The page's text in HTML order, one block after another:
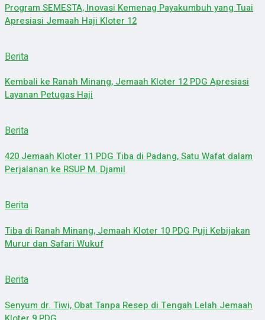
Program SEMESTA, Inovasi Kemenag Payakumbuh yang Tuai
Apresiasi Jemaah Haji Kloter 12
Berita
Kembali ke Ranah Minang, Jemaah Kloter 12 PDG Apresiasi
Layanan Petugas Haji
Berita
420 Jemaah Kloter 11 PDG Tiba di Padang, Satu Wafat dalam
Perjalanan ke RSUP M. Djamil
Berita
Tiba di Ranah Minang, Jemaah Kloter 10 PDG Puji Kebijakan
Murur dan Safari Wukuf
Berita
Senyum dr. Tiwi, Obat Tanpa Resep di Tengah Lelah Jemaah